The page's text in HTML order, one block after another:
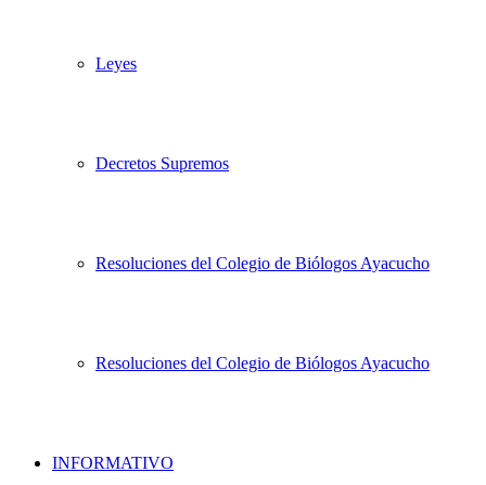
Leyes
Decretos Supremos
Resoluciones del Colegio de Biólogos Ayacucho
Resoluciones del Colegio de Biólogos Ayacucho
INFORMATIVO